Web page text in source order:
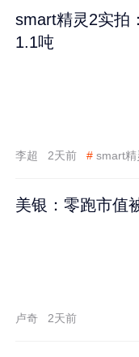
smart精灵2实拍
1.1吨
李超 2天前 # smart精
美银：零跑市值
卢奇 2天前